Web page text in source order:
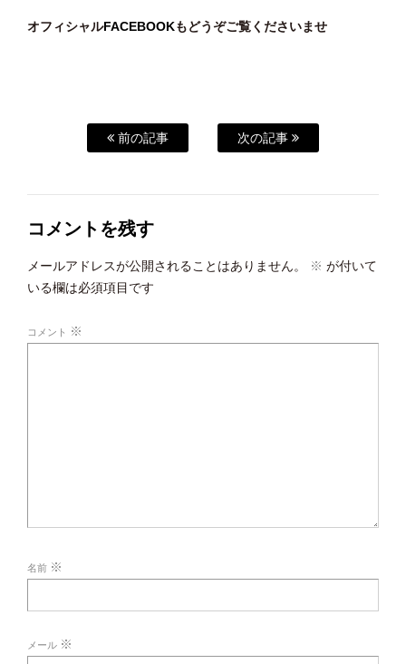
オフィシャルFACEBOOKもどうぞご覧くださいませ
前の記事 次の記事
コメントを残す
メールアドレスが公開されることはありません。 ※ が付いて
いる欄は必須項目です
コメント ※
名前 ※
メール ※